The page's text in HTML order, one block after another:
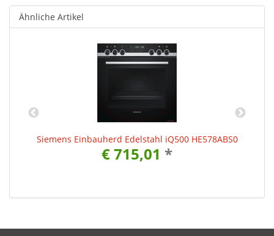
Ähnliche Artikel
Siemens Einbauherd Edelstahl iQ500 HE578ABS0
€ 715,01 *